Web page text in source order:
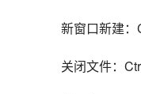
新窗口新建
关闭文件：